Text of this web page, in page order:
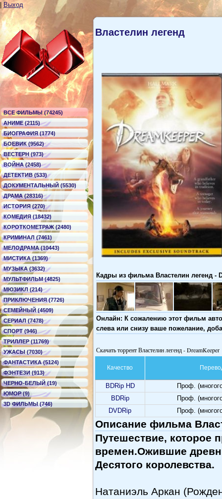
Выход
ВСЕ ФИЛЬМЫ (74245)
АНИМЕ (2115)
БИОГРАФИЯ (1774)
БОЕВИК (9562)
ВЕСТЕРН (973)
ВОЙНА (2458)
ДЕТЕКТИВ (533)
ДОКУМЕНТАЛЬНЫЙ (5530)
ДРАМА (28316)
ИСТОРИЯ (270)
КОМЕДИЯ (18432)
КОРОТКОМЕТРАЖ (2480)
КРИМИНАЛ (7461)
МЕЛОДРАМА (10443)
МИСТИКА (1369)
МУЗЫКА (3632)
МУЛЬТФИЛЬМ (4825)
МЮЗИКЛ (214)
ПРИКЛЮЧЕНИЯ (7726)
СЕМЕЙНЫЙ (4509)
СЕРИАЛ (7478)
СПОРТ (946)
ТРИЛЛЕР (11769)
УЖАСЫ (7030)
ФАНТАСТИКА (5124)
ФЭНТЕЗИ (913)
ЧЕРНО-БЕЛЫЙ (19)
ЮМОР (9)
3D ФИЛЬМЫ (746)
Властелин легенд
Кадры из фильма Властелин легенд -
Онлайн: К сожалению этот фильм
слева или снизу ваше пожелание,
Скачать торрент Властелин легенд - DreamKeeper
Качество
BDRip HD
Проф.
BDRip
Проф.
DVDRip
Проф.
Описание фильма
Путешествие, которое
времен.Ожившие
Десятого королевства.
Натаниэль Аркан